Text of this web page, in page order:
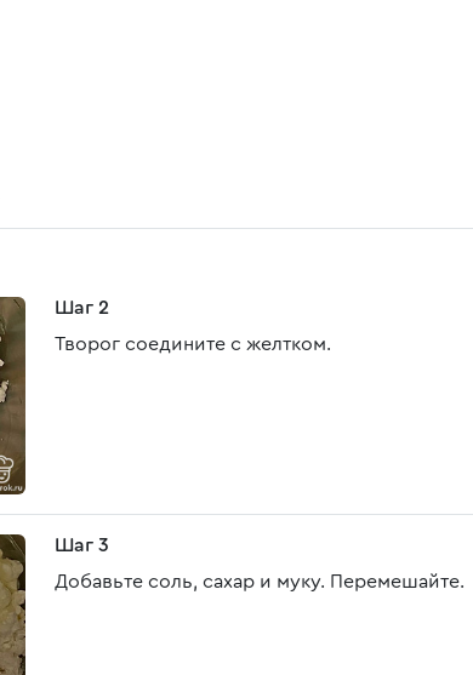
Шаг 2
Творог соедините с желтком.
Шаг 3
Добавьте соль, сахар и муку. Перемешайте.